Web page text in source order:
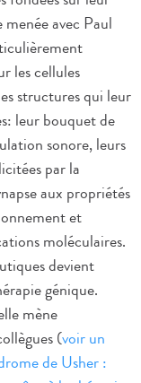
avec Paul
les cellules
structures qui leur
leur bouquet de
sonore, leurs
par la
aux propriétés
et
moléculaires.
devient
génique.
mène
(voir un
de Usher :